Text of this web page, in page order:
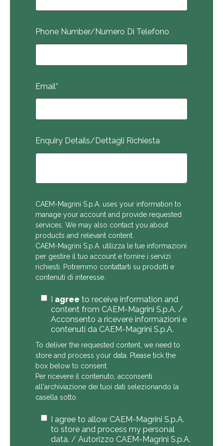
Phone Number/Numero Di Telefono
Email*
Enquiry Details/Dettagli Richiesta
CAEM-Magrini S.p.A. uses your information to
manage your account and provide requested
services. We may also contact you about
products and relevant content.
CAEM-Magrini S.p.A. utilizza le tue informazioni
per gestire il tuo account e fornire i servizi
richiesti. Potremmo contattarti su prodotti e
contenuti di interesse.
I agreeto receive information and
content from CAEM-Magrini S.p.A. /
Acconsento a ricevere informazioni e
contenuti da CAEM-Magrini S.p.A.
To deliver the requested content, we need to
store and process your data. Please tick the
box below to consent.
Per ricevere il contenuto, acconsenti
all'archiviazione dei tuoi dati selezionando la
casella sotto.
I agree to allow CAEM-Magrini S.p.A.
to store and process my personal
data. / Autorizzo CAEM-Magrini S.p.A.